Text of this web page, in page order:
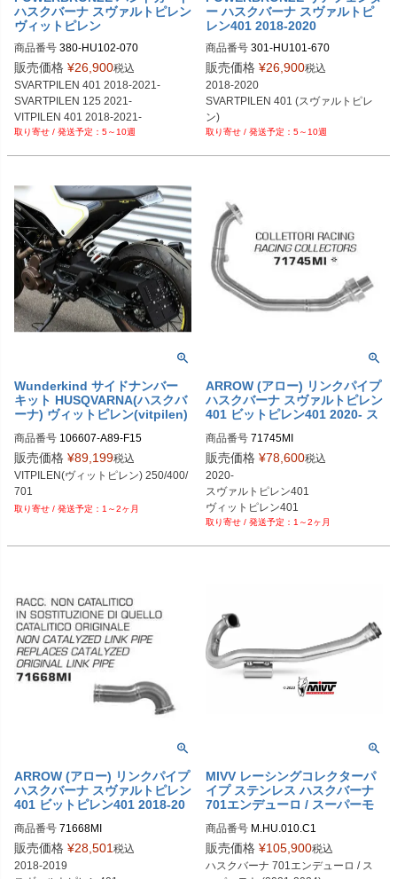
ハスクバーナ スヴァルトピレン
ヴィットピレン
商品番号 380-HU102-070
販売価格 ¥26,900税込
SVARTPILEN 401 2018-2021-
SVARTPILEN 125 2021-
VITPILEN 401 2018-2021-
5～10週
ー ハスクバーナ スヴァルトピ
レン401 2018-2020
商品番号 301-HU101-670
販売価格 ¥26,900税込
2018-2020
SVARTPILEN 401 (スヴァルトピレ
ン)
5～10週
Wunderkind サイドナンバー
キット HUSQVARNA(ハスクバ
ーナ) ヴィットピレン(vitpilen)
商品番号 106607-A89-F15
販売価格 ¥89,199税込
VITPILEN(ヴィットピレン) 250/400/
701
1～2ヶ月
ARROW (アロー) リンクパイプ
ハスクバーナ スヴァルトピレン
401 ビットピレン401 2020- ス
商品番号 71745MI
販売価格 ¥78,600税込
2020-
スヴァルトピレン401
ヴィットピレン401
1～2ヶ月
ARROW (アロー) リンクパイプ
ハスクバーナ スヴァルトピレン
401 ビットピレン401 2018-20
商品番号
販売価格 ¥28,501 税込
2018-2019
MIVV レーシングコレクターパ
イプ ステンレス ハスクバーナ
701エンデューロ / スーパーモ
商品番号 M.HU.010.C1
販売価格 ¥105,900税込
ハスクバーナ 701エンデューロ / ス